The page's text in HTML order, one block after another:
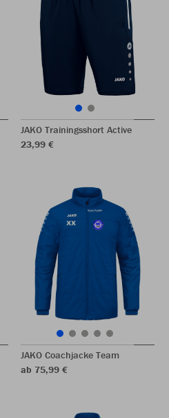
JAKO Trainingsshort Active
23,99 €
JAKO Coachjacke Team
ab 75,99 €